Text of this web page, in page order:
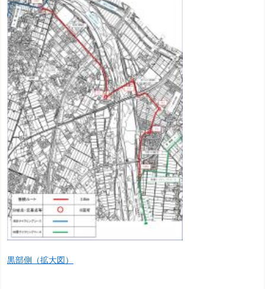
黒部側（拡大図）